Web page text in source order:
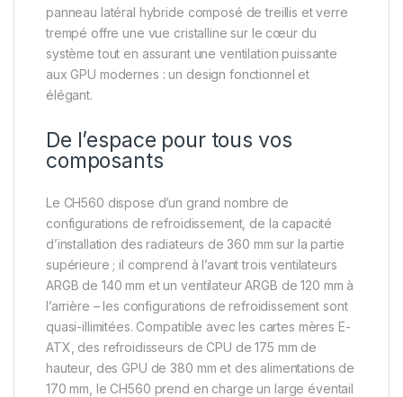
panneau latéral hybride composé de treillis et verre
trempé offre une vue cristalline sur le cœur du
système tout en assurant une ventilation puissante
aux GPU modernes : un design fonctionnel et
élégant.
De l’espace pour tous vos
composants
Le CH560 dispose d’un grand nombre de
configurations de refroidissement, de la capacité
d’installation des radiateurs de 360 mm sur la partie
supérieure ; il comprend à l’avant trois ventilateurs
ARGB de 140 mm et un ventilateur ARGB de 120 mm à
l’arrière – les configurations de refroidissement sont
quasi-illimitées. Compatible avec les cartes mères E-
ATX, des refroidisseurs de CPU de 175 mm de
hauteur, des GPU de 380 mm et des alimentations de
170 mm, le CH560 prend en charge un large éventail